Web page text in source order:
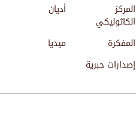
المركز
الكاثوليكي
أديان
المفكرة
ميديا
إصدارات حبرية